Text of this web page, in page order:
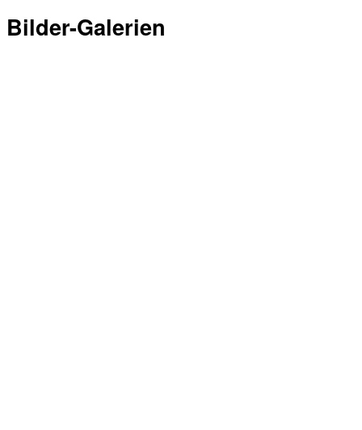
Bilder-Galerien